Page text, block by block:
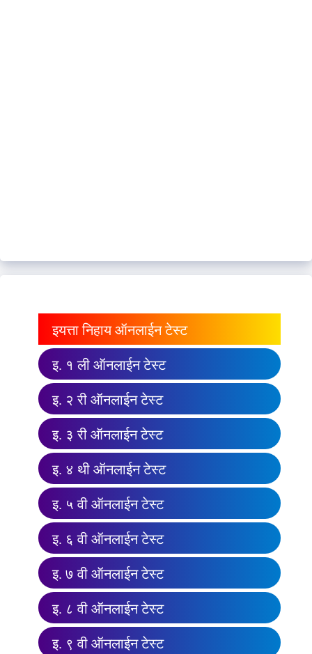
इयत्ता निहाय ऑनलाईन टेस्ट
इ. १ ली ऑनलाईन टेस्ट
इ. २ री ऑनलाईन टेस्ट
इ. ३ री ऑनलाईन टेस्ट
इ. ४ थी ऑनलाईन टेस्ट
इ. ५ वी ऑनलाईन टेस्ट
इ. ६ वी ऑनलाईन टेस्ट
इ. ७ वी ऑनलाईन टेस्ट
इ. ८ वी ऑनलाईन टेस्ट
इ. ९ वी ऑनलाईन टेस्ट